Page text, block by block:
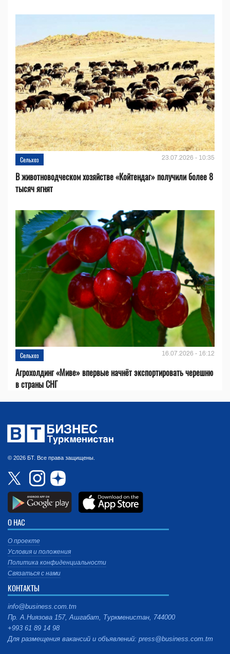
Сельхоз 23.07.2026 - 10:35
В животноводческом хозяйстве «Койтендаг» получили более 8
тысяч ягнят
Сельхоз 16.07.2026 - 16:12
Агрохолдинг «Миве» впервые начнёт экспортировать черешню
в страны СНГ
© 2026 БТ. Все права защищены.
О НАС
О проекте
Условия и положения
Политика конфиденциальности
Связаться с нами
КОНТАКТЫ
info@business.com.tm
Пр. А.Ниязова 157, Ашгабат, Туркменистан, 744000
+993 61 89 14 98
Для размещения вакансий и объявлений: press@business.com.tm